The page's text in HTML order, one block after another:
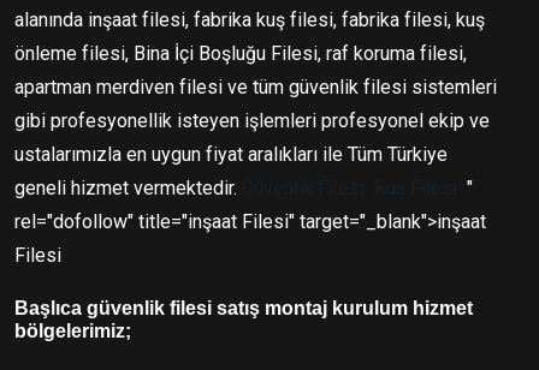
alanında inşaat filesi, fabrika kuş filesi, fabrika filesi, kuş
önleme filesi, Bina İçi Boşluğu Filesi, raf koruma filesi,
apartman merdiven filesi ve tüm güvenlik filesi sistemleri
gibi profesyonellik isteyen işlemleri profesyonel ekip ve
ustalarımızla en uygun fiyat aralıkları ile Tüm Türkiye
geneli hizmet vermektedir.
"
rel="dofollow" title="inşaat Filesi" target="_blank">inşaat
Filesi
Başlıca güvenlik filesi satış montaj kurulum hizmet
bölgelerimiz;